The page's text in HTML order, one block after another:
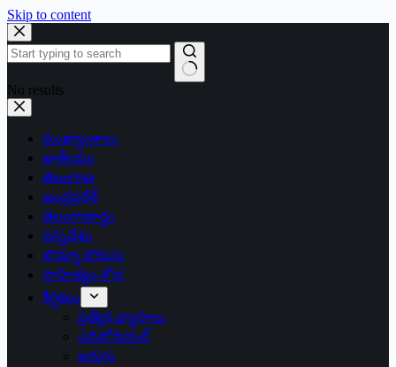
Skip to content
No results
ముఖ్యాంశాలు
జాతీయం
తెలంగాణ
ఆంధ్రప్రదేశ్
తెలంగాణార్థం
సన్నివేశం
బొమ్మా బొరుసు
సాహిత్యం-శోభ
శీర్షికలు
ప్రత్యేక వ్యాసాలు
ఎడిటోరియల్
అరుగు